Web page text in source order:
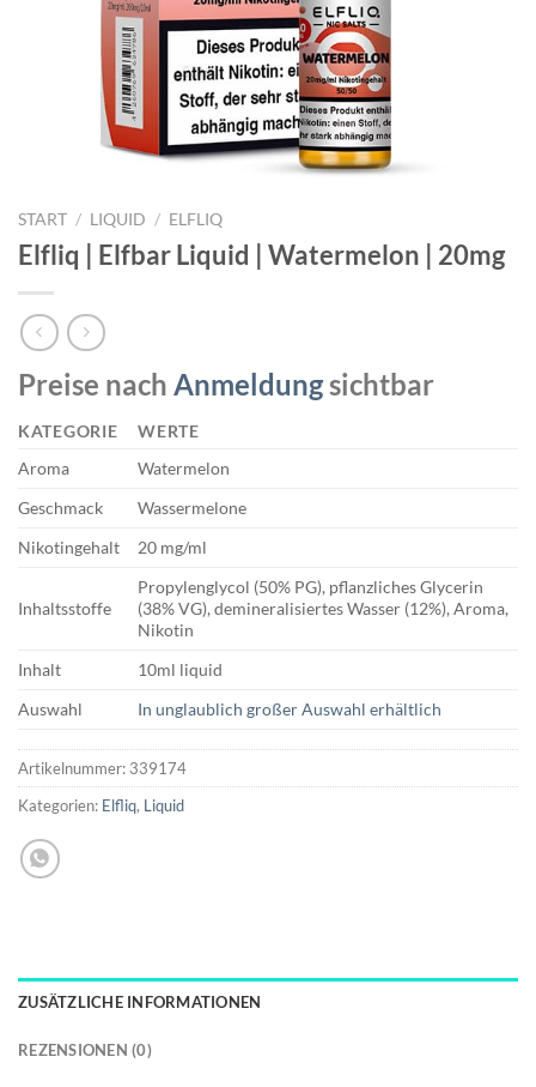
START / LIQUID / ELFLIQ
Elfliq | Elfbar Liquid | Watermelon | 20mg
Preise nach Anmeldungsichtbar
KATEGORIE
WERTE
Aroma
Watermelon
Geschmack
Wassermelone
Nikotingehalt
20 mg/ml
Inhaltsstoffe
Propylenglycol (50% PG), pflanzliches Glycerin
(38% VG), demineralisiertes Wasser (12%), Aroma,
Nikotin
Inhalt
10ml liquid
Auswahl
In unglaublich großer Auswahl erhältlich
Artikelnummer: 339174
Kategorien: Elfliq, Liquid
ZUSÄTZLICHE INFORMATIONEN
REZENSIONEN (0)